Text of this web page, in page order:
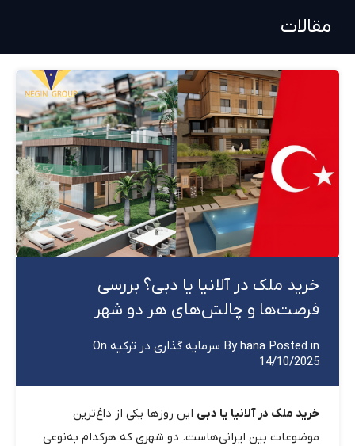
مقالات
خرید ملک در آلانیا یا دبی؟ بررسی
فرصت‌ها و چالش‌های هر دو شهر
Byhana Posted in سرمایه گذاری در ترکیه
14/10/2025
خرید ملک در آلانیا یا دبی این روزها یکی از داغ‌ترین
موضوعات بین ایرانی‌هاست. دو شهری که هرکدام به‌نوعی